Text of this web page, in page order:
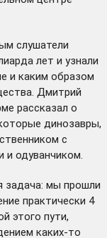
слушатели
лет и узнали
и каким образом
Дмитрий
рассказал о
динозавры,
с
одуванчиком.
задача: мы прошли
практически 4
этого пути,
каких-то